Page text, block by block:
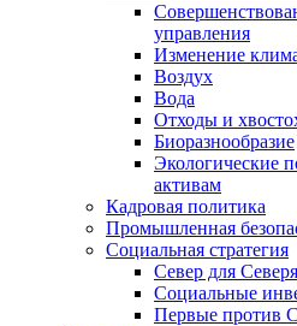
управления
Изменение
Воздух
Вода
Отходы и
Биоразнообразие
Экологические
активам
Кадровая политика
Промышленная
Социальная стратегия
Север для
Социальные
Первые против